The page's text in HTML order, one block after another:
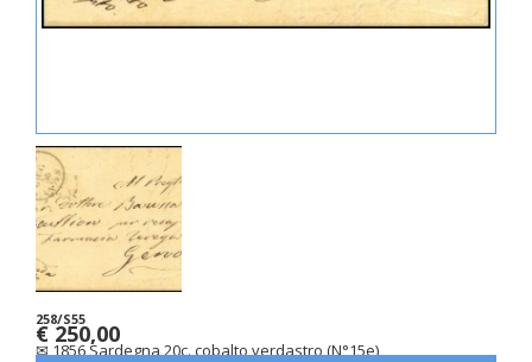
258/S55
✉ 1856 Sardegna 20c. cobalto verdastro (N°15e)
€ 250,00